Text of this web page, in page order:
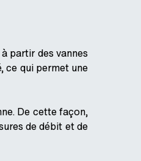
partir des vannes
ce qui permet une
De cette façon,
de débit et de